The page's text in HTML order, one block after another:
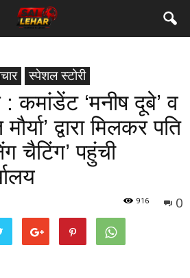
स्पेशल स्टोरी
‘मनीष दूबे’ व
द्वारा मिलकर पति
चैटिंग’ पहुंची
0
916